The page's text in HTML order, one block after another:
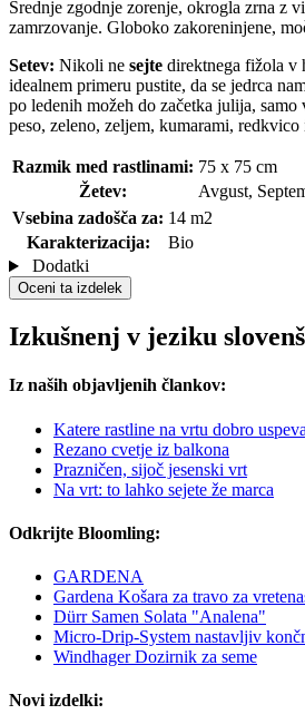
Srednje zgodnje zorenje, okrogla zrna z
zamrzovanje. Globoko zakoreninjene,
Setev: Nikoli ne sejte direktnega fižola v
idealnem primeru pustite, da se jedrca
po ledenih možeh do začetka julija,
peso, zeleno, zeljem, kumarami,
Razmik med rastlinami: 75 x 75 cm
Žetev:
Avgust,
Vsebina zadošča za: 14 m2
Karakterizacija:
Bio
Dodatki
Oceni ta izdelek
Izkušnenj v jeziku
Iz naših objavljenih člankov:
Katere rastline na vrtu dobro
Rezano cvetje iz balkona
Prazničen, sijoč jesenski vrt
Na vrt: to lahko sejete že marca
Odkrijte Bloomling:
GARDENA
Gardena Košara za travo za
Dürr Samen Solata "Analena"
Micro-Drip-System nastavljiv
Windhager Dozirnik za seme
Novi izdelki: